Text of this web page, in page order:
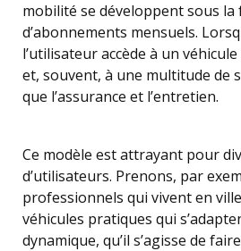
mobilité se développent sous la
d’abonnements mensuels.
l’utilisateur accède à un
et, souvent, à une multitude de
que l’assurance et l’entretien.
Ce modèle est attrayant pour
d’utilisateurs. Prenons, par
professionnels qui vivent en
véhicules pratiques qui
dynamique, qu’il s’agisse de